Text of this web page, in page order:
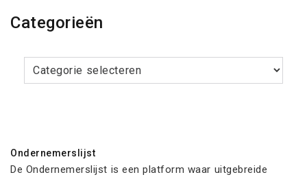
Categorieën
Categorieën
Ondernemerslijst
De Ondernemerslijst is een platform waar uitgebreide